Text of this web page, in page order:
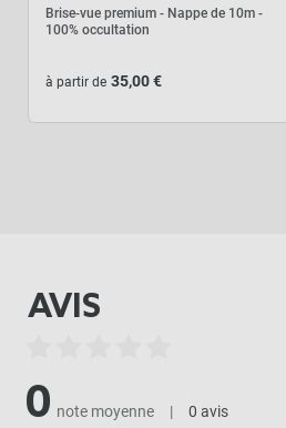
Brise vue qualité
Brise-vue premium - Nappe de 10m -
100% occultation
à partir de 35,00 €
AVIS
0 note moyenne | 0 avis